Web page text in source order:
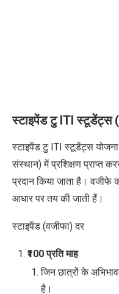
स्टाइपेंड टु ITI स्टूडेंट्स
स्टाइपेंड टु ITI स्टूडेंट्स
संस्थान) में प्रशिक्षण प्राप्त
प्रदान किया जाता है। वजीफे
आधार पर तय की जाती हैं।
स्टाइपेंड (वजीफा) दर
₹100 प्रति माह
जिन छात्रों के
है।